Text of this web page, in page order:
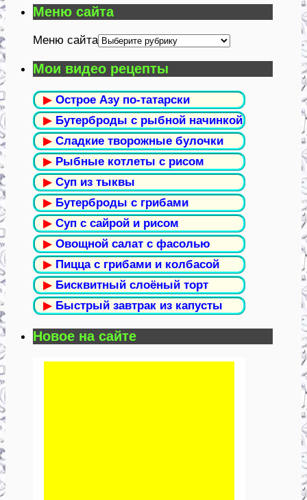
Меню сайта
Меню сайта
Мои видео рецепты
▶ Острое Азу по-татарски
▶ Бутерброды с рыбной начинкой
▶ Сладкие творожные булочки
▶ Рыбные котлеты с рисом
▶ Суп из тыквы
▶ Бутерброды с грибами
▶ Суп с сайрой и рисом
▶ Овощной салат с фасолью
▶ Пицца с грибами и колбасой
▶ Бисквитный слоёный торт
▶ Быстрый завтрак из капусты
Новое на сайте